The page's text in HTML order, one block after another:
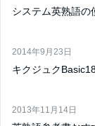
システム英熟語の
2014年9月23日
キクジュク
2013年11月14日